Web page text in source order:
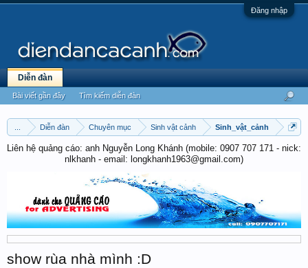
Đăng nhập
Diễn đàn Chuyên mục Sinh vật cảnh Sinh_vật_cảnh
Liên hệ quảng cáo: anh Nguyễn Long Khánh (mobile: 0907 707 171 - nick:
nlkhanh - email: longkhanh1963@gmail.com)
show rùa nhà mình :D
Diễn đàn
Bài viết gần đây Tìm kiếm diễn đàn